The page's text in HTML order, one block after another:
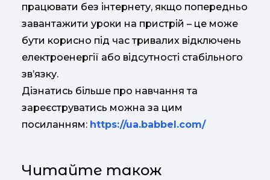
працювати без інтернету, якщо попередньо
завантажити уроки на пристрій – це може
бути корисно під час тривалих відключень
електроенергії або відсутності стабільного
зв’язку.
Дізнатись більше про навчання та
зареєструватись можна за цим
посиланням: https://ua.babbel.com/
Читайте також